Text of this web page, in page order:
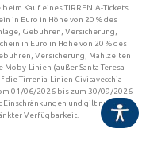
Kauf eines TIRRENIA-Tickets
in Euro in Höhe von 20 % des
Gebühren, Versicherung,
in Euro in Höhe von 20 % des
Versicherung, Mahlzeiten
Linien (außer Santa Teresa-
die Tirrenia-Linien Civitavecchia-
01/06/2026 bis zum 30/09/2026
und gilt nur für
Verfügbarkeit.